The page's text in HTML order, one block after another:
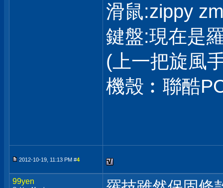
滑鼠:zippy
鍵盤:現在是
(上一把旋風
機殼︰聯酷
2012-10-19, 11:13 PM #4
99yen